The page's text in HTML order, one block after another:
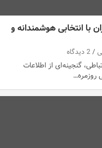
با انتخابی هوشمندانه و
2 دیدگاه
گنجینه‌ای از اطلاعات